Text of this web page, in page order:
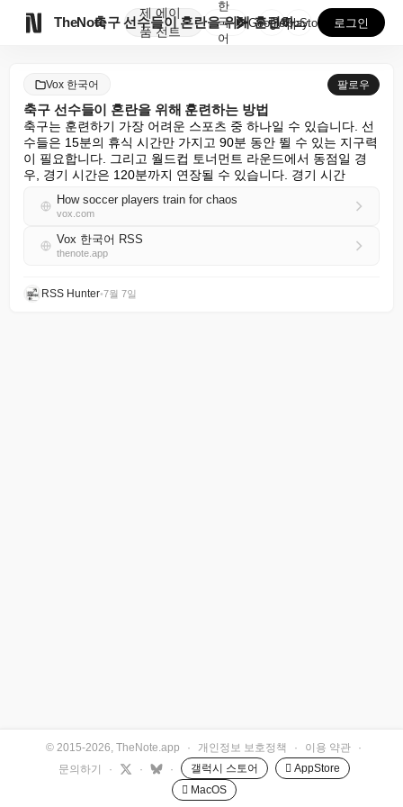
TheNote
제
품
에이
전트
축구 선수들이 혼란을 위해 훈련하는 방법
한
국
어
GooglePlay
AppStore 로그인
Vox 한국어 팔로우
축구 선수들이 혼란을 위해 훈련하는 방법
축구는 훈련하기 가장 어려운 스포츠 중 하나일 수 있습니다. 선
수들은 15분의 휴식 시간만 가지고 90분 동안 뛸 수 있는 지구력
이 필요합니다. 그리고 월드컵 토너먼트 라운드에서 동점일 경
우, 경기 시간은 120분까지 연장될 수 있습니다. 경기 시간
How soccer players train for chaos
vox.com
Vox 한국어 RSS
thenote.app
RSS Hunter•7월 7일
© 2015-2026, TheNote.app · 개인정보 보호정책 · 이용 약관
·
문의하기
· · · 갤럭시 스토어
 AppStore
 MacOS